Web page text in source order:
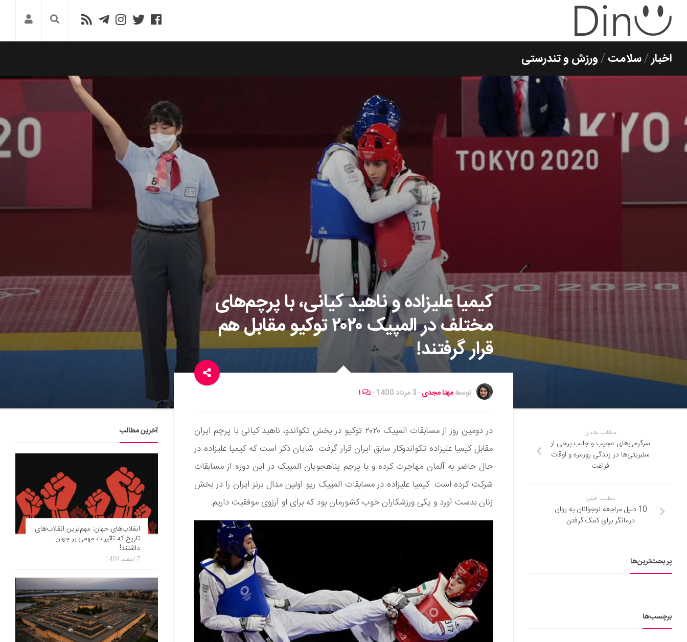
اخبار/سلامت/ورزش و تندرستی
کیمیا علیزاده و ناهید کیانی، با پرچم‌های
مختلف در المپیک ۲۰۲۰ توکیو مقابل هم
قرار گرفتند!
توسطمهتا مجدی · 3 مرداد 1400 ·
در دومین روز از مسابقات المپیک ۲۰۲۰ توکیو در بخش تکواندو، ناهید کیانی با پرچم ایران
مقابل کیمیا علیزاده تکواندوکار سابق ایران قرار گرفت. شایان ذکر است که کیمیا علیزاده در
حال حاضر به آلمان مهاجرت کرده و با پرچم پناهجویان المپیک در این دوره از مسابقات
شرکت کرده است. کیمیا علیزاده در مسابقات المپیک ریو اولین مدال برنز ایران را در بخش
زنان بدست آورد و یکی ورزشکاران خوب کشورمان بود که برای او آرزوی موفقیت داریم.
مطلب بعدی
سرگرمی‌های عجیب و جالب برخی از
سلبریتی‌ها در زندگی روزمره و اوقات
فراغت
مطلب قبلی
10 دلیل مراجعه نوجوانان به روان
درمانگر برای کمک گرفتن
پر بحث‌ترین‌ها
برچسب‌ها
آخرین مطالب
انقلاب‌های جهان: مهم‌ترین انقلاب‌های
تاریخ که تاثیرات مهمی بر جهان
داشتند!
7 اسفند 1404